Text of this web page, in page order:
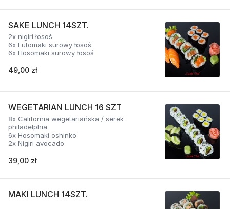
SAKE LUNCH 14SZT.
2x nigiri łosoś
6x Futomaki surowy łosoś
6x Hosomaki surowy łosoś
49,00 zł
WEGETARIAN LUNCH 16 SZT
8x California wegetariańska / serek
philadelphia
6x Hosomaki oshinko
2x Nigiri avocado
39,00 zł
MAKI LUNCH 14SZT.